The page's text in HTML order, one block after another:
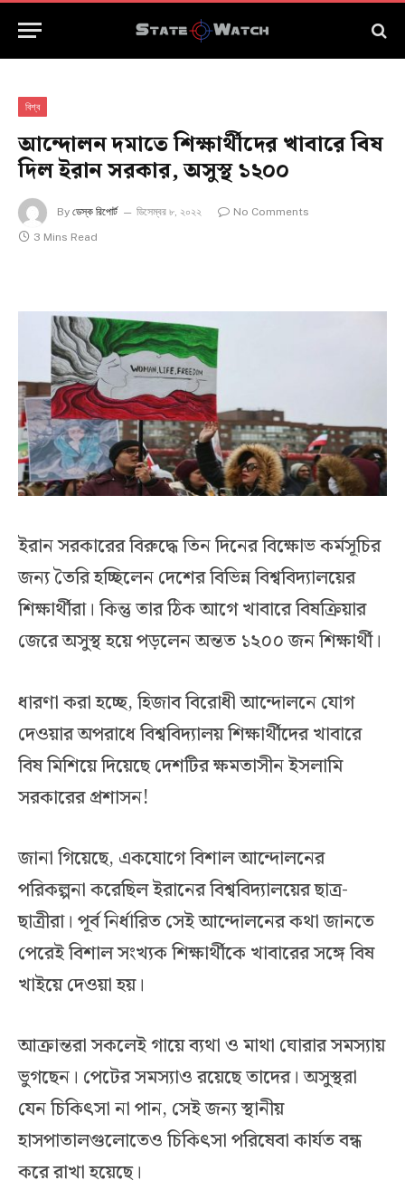
বিশ্ব
আন্দোলন দমাতে শিক্ষার্থীদের খাবারে বিষ
দিল ইরান সরকার, অসুস্থ ১২০০
By ডেস্ক রিপোর্ট ডিসেম্বর ৮, ২০২২
No Comments
3 Mins Read
ইরান সরকারের বিরুদ্ধে তিন দিনের বিক্ষোভ কর্মসূচির
জন্য তৈরি হচ্ছিলেন দেশের বিভিন্ন বিশ্ববিদ্যালয়ের
শিক্ষার্থীরা। কিন্তু তার ঠিক আগে খাবারে বিষক্রিয়ার
জেরে অসুস্থ হয়ে পড়লেন অন্তত ১২০০ জন শিক্ষার্থী।
ধারণা করা হচ্ছে, হিজাব বিরোধী আন্দোলনে যোগ
দেওয়ার অপরাধে বিশ্ববিদ্যালয় শিক্ষার্থীদের খাবারে
বিষ মিশিয়ে দিয়েছে দেশটির ক্ষমতাসীন ইসলামি
সরকারের প্রশাসন!
জানা গিয়েছে, একযোগে বিশাল আন্দোলনের
পরিকল্পনা করেছিল ইরানের বিশ্ববিদ্যালয়ের ছাত্র-
ছাত্রীরা। পূর্ব নির্ধারিত সেই আন্দোলনের কথা জানতে
পেরেই বিশাল সংখ্যক শিক্ষার্থীকে খাবারের সঙ্গে বিষ
খাইয়ে দেওয়া হয়।
আক্রান্তরা সকলেই গায়ে ব্যথা ও মাথা ঘোরার সমস্যায়
ভুগছেন। পেটের সমস্যাও রয়েছে তাদের। অসুস্থরা
যেন চিকিৎসা না পান, সেই জন্য স্থানীয়
হাসপাতালগুলোতেও চিকিৎসা পরিষেবা কার্যত বন্ধ
করে রাখা হয়েছে।